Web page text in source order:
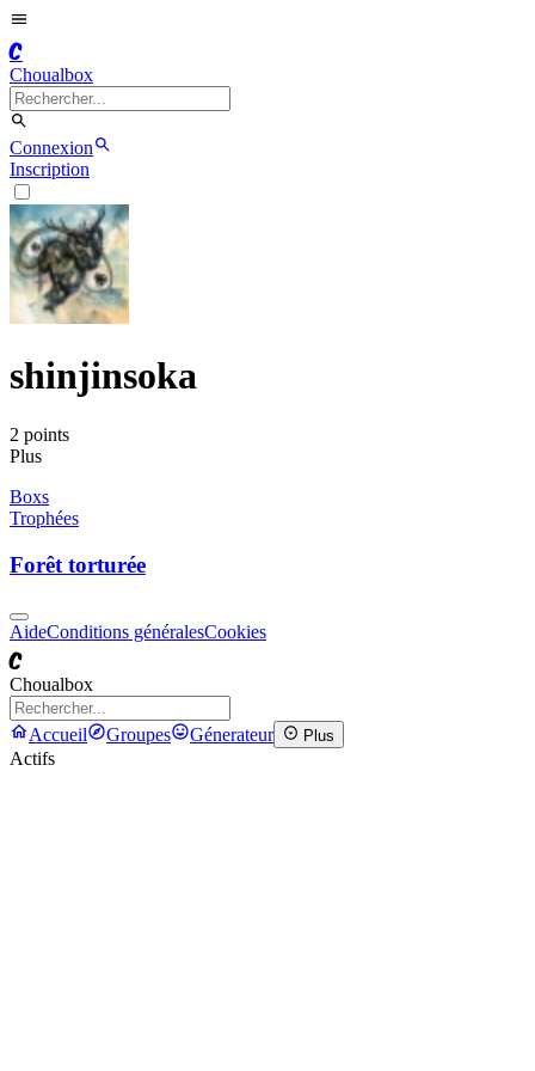
C
Choualbox
Connexion
Inscription
shinjinsoka
2 points
Plus
Boxs
Trophées
Forêt torturée
AideConditions généralesCookies
C
Choualbox
Accueil Groupes Génerateur Plus
Actifs